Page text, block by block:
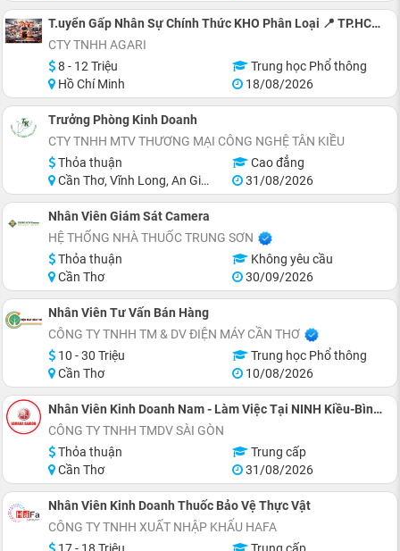
T.uyển Gấp Nhân Sự Chính Thức KHO Phân Loại 📍 TP.HCM: Quận 12, Tân Bình, Bình Tân!
CTY TNHH AGARI
8 - 12 Triệu
Trung học Phổ thông
Hồ Chí Minh
18/08/2026
Trưởng Phòng Kinh Doanh
CTY TNHH MTV THƯƠNG MẠI CÔNG NGHỆ TÂN KIỀU
Thỏa thuận
Cao đẳng
Cần Thơ, Vĩnh Long, An Giang, Đồng Tháp, Sóc Trăng, Cà Mau
31/08/2026
Nhân Viên Giám Sát Camera
HỆ THỐNG NHÀ THUỐC TRUNG SƠN
Thỏa thuận
Không yêu cầu
Cần Thơ
30/09/2026
Nhân Viên Tư Vấn Bán Hàng
CÔNG TY TNHH TM & DV ĐIỆN MÁY CẦN THƠ
10 - 30 Triệu
Trung học Phổ thông
Cần Thơ
10/08/2026
Nhân Viên Kinh Doanh Nam - Làm Việc Tại NINH Kiều-Bình Thủy
CÔNG TY TNHH TMDV SÀI GÒN
Thỏa thuận
Trung cấp
Cần Thơ
31/08/2026
Nhân Viên Kinh Doanh Thuốc Bảo Vệ Thực Vật
CÔNG TY TNHH XUẤT NHẬP KHẨU HAFA